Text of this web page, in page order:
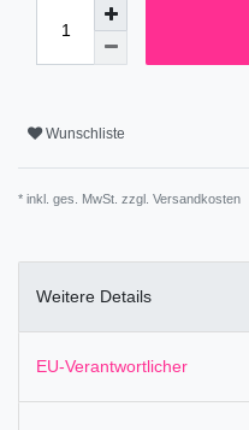
Wunschliste
* inkl. ges. MwSt. zzgl. Versandkosten
Weitere Details
EU-Verantwortlicher